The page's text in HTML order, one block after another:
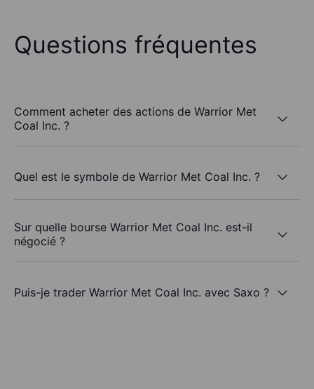
Questions fréquentes
Comment acheter des actions de Warrior Met
Coal Inc. ?
Quel est le symbole de Warrior Met Coal Inc. ?
Sur quelle bourse Warrior Met Coal Inc. est-il
négocié ?
Puis-je trader Warrior Met Coal Inc. avec Saxo ?